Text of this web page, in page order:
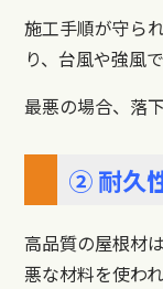
施工手順が守ら
り、台風や強風
最悪の場合、落
② 耐久
高品質の屋根材
悪な材料を使わ